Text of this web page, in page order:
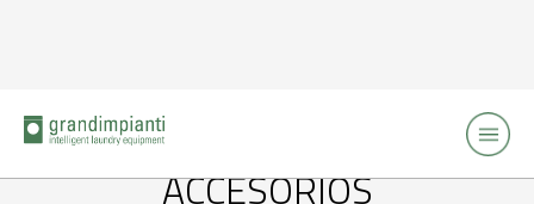
ACCESORIOS